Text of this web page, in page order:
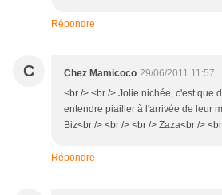
Répondre
C Chez Mamicoco 29/06/2011 11:57
<br /> <br /> Jolie nichée, c'est que
entendre piailler à l'arrivée de leur
Biz<br /> <br /> <br /> Zaza<br />
Répondre